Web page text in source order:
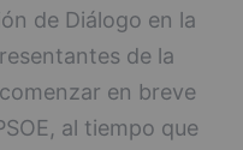
de Diálogo en la
de la
en breve
al tiempo que